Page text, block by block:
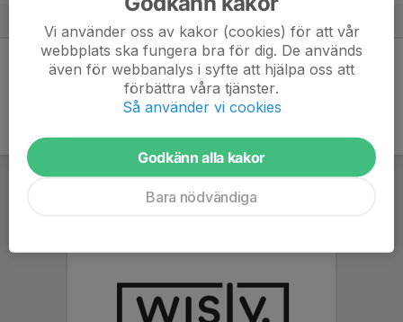
Svara
Vi använder oss av kakor (cookies) för att vår
webbplats ska fungera bra för dig. De används
även för webbanalys i syfte att hjälpa oss att
förbättra våra tjänster.
Så använder vi cookies
Godkänn alla kakor
Bara nödvändiga